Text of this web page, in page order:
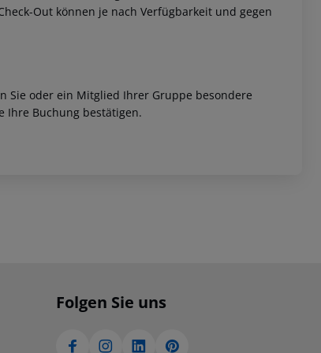
Out können je nach Verfügbarkeit und gegen
Sie oder ein Mitglied Ihrer Gruppe besondere
Ihre Buchung bestätigen.
Folgen Sie uns